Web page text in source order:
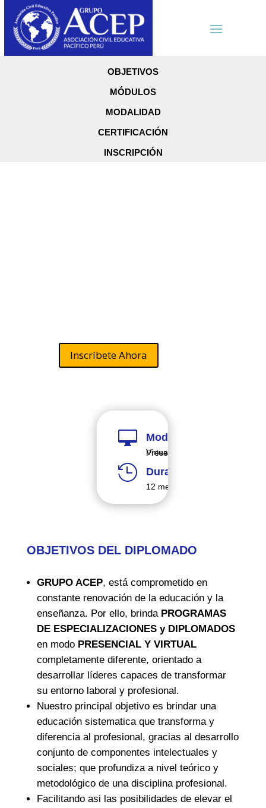
OBJETIVOS
MÓDULOS
MODALIDAD
CERTIFICACIÓN
INSCRIPCIÓN
Inscríbete Ahora
 Modalidad
Virtual y Presencial
 Duración
12 meses
OBJETIVOS DEL DIPLOMADO
GRUPO ACEP, está comprometido en
constante renovación de la educación y la
enseñanza. Por ello, brinda PROGRAMAS
DE ESPECIALIZACIONES y DIPLOMADOS
en modo PRESENCIAL Y VIRTUAL
completamente diferente, orientado a
desarrollar líderes capaces de transformar
su entorno laboral y profesional.
Nuestro principal objetivo es brindar una
educación sistematica que transforma y
diferencia al profesional, gracias al desarrollo
conjunto de componentes intelectuales y
sociales; que profundiza a nivel teórico y
metodológico de una disciplina profesional.
Facilitando asi las posibilidades de elevar el